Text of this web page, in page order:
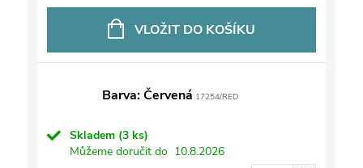
VLOŽIT DO KOŠÍKU
Barva: Červená 17254/RED
Skladem (3 ks)
Můžeme doručit do 10.8.2026